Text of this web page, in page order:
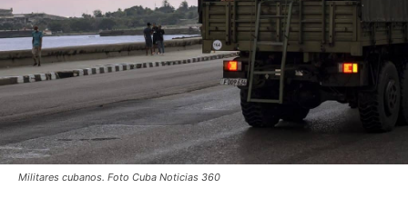
Militares cubanos. Foto Cuba Noticias 360